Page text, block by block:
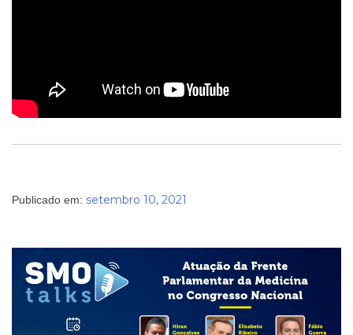
Publicado em: setembro 10, 2021